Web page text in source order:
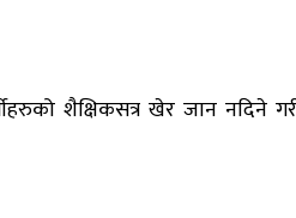
शैक्षिकसत्र खेर जान नदिने